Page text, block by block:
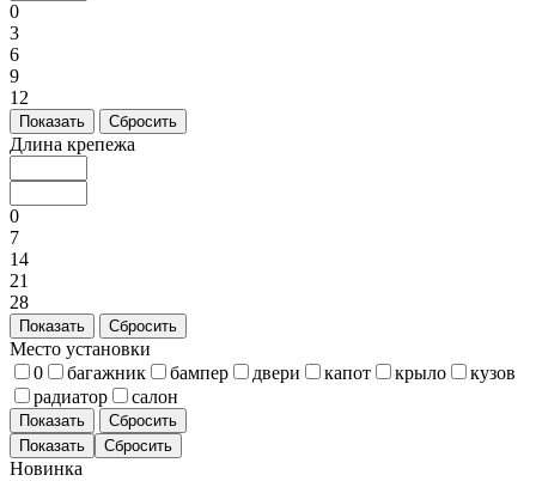
0
3
6
9
12
Показать Сбросить
Длина крепежа
0
7
14
21
28
Показать Сбросить
Место установки
0
багажник бампер двери капот крыло
кузов
радиатор
салон
Показать Сбросить
Новинка